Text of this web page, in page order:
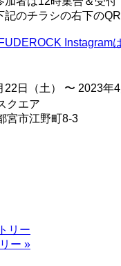
記のチラシの右下の
FUDEROCK Instagram
22日（土） 〜 2023年
クエア
宮市江野町8-3
リー
ー »